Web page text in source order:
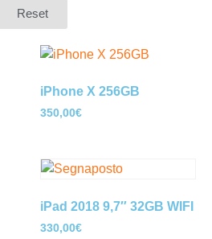
Reset
iPhone X 256GB
350,00€
iPad 2018 9,7″ 32GB WIFI
330,00€